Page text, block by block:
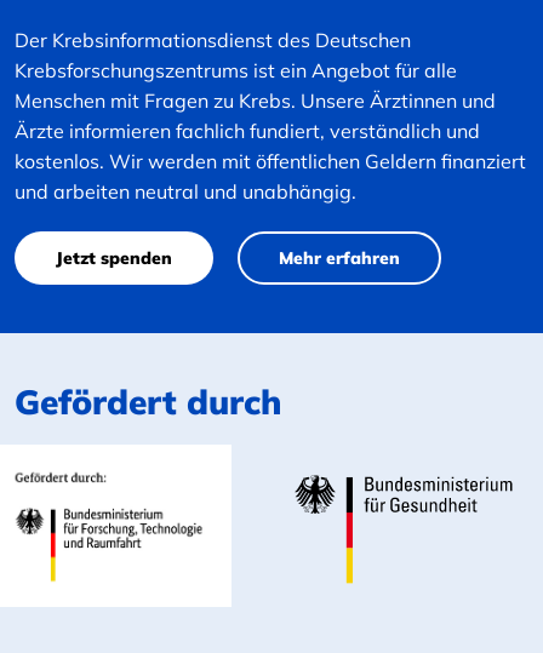
Der Krebsinformationsdienst des Deutschen
Krebsforschungszentrums ist ein Angebot für alle
Menschen mit Fragen zu Krebs. Unsere Ärztinnen und
Ärzte informieren fachlich fundiert, verständlich und
kostenlos. Wir werden mit öffentlichen Geldern finanziert
und arbeiten neutral und unabhängig.
Jetzt spenden Mehr erfahren
Gefördert durch